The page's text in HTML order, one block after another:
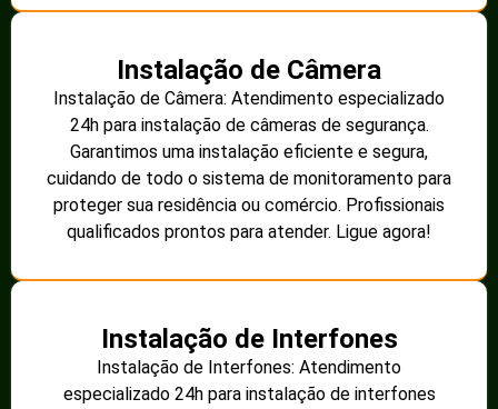
Instalação de Câmera
Instalação de Câmera: Atendimento especializado
24h para instalação de câmeras de segurança.
Garantimos uma instalação eficiente e segura,
cuidando de todo o sistema de monitoramento para
proteger sua residência ou comércio. Profissionais
qualificados prontos para atender. Ligue agora!
Instalação de Interfones
Instalação de Interfones: Atendimento
especializado 24h para instalação de interfones